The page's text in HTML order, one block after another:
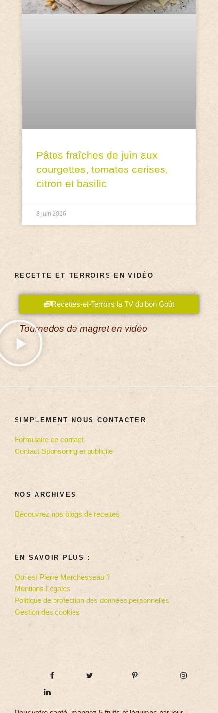
Pâtes fraîches de juin aux
courgettes, tomates cerises,
citron et basilic
8 juin 2026
RECETTE ET TERROIRS EN VIDÉO
Recettes-et-Terroirs la TV du bon Goût
Tournedos de magret en vidéo
SIMPLEMENT NOUS CONTACTER
Formulaire de contact
Contact Sponsoring et publicité
NOS ARCHIVES
Découvrez nos blogs de recettes
EN SAVOIR PLUS :
Qui est Pierre Marchesseau ?
Mentions Légales
Politique de protection des données personnelles
Gestion des cookies